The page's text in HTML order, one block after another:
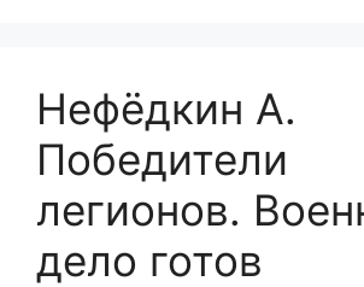
Нефёдкин А.
Победители
легионов.
дело готов